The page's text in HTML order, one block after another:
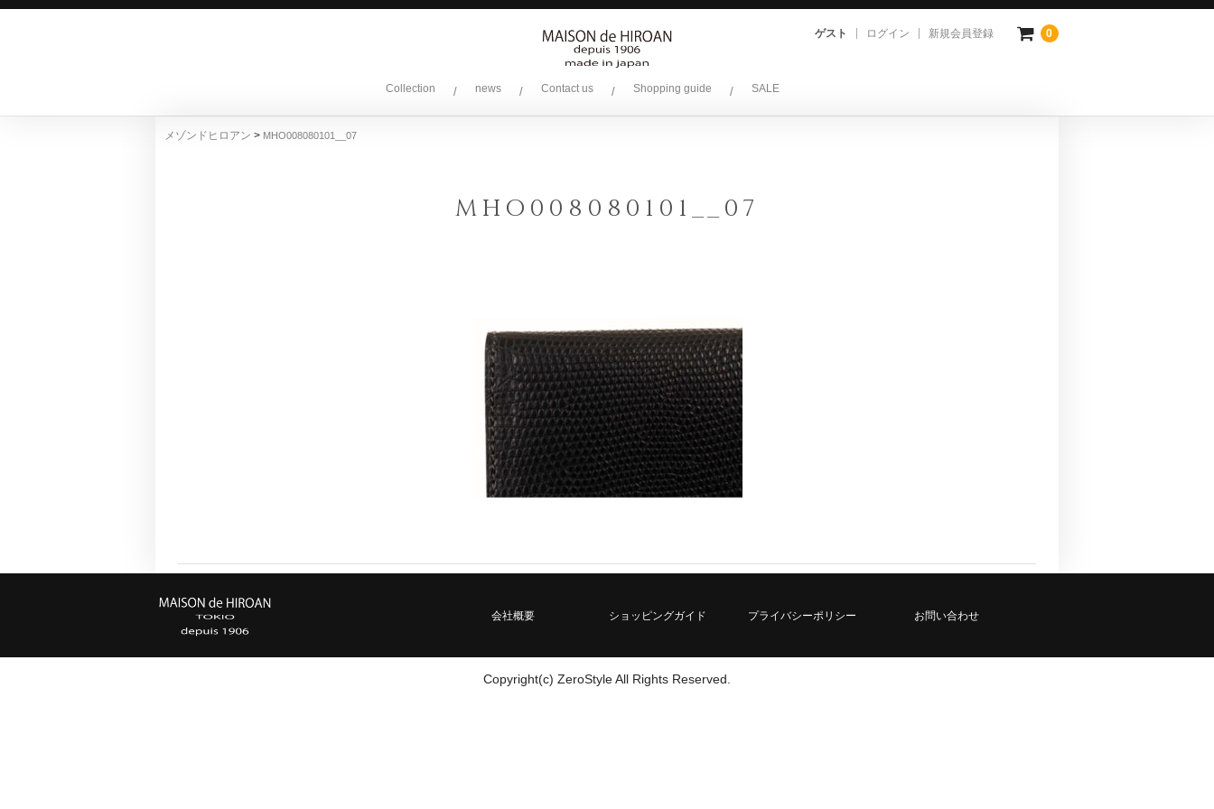
ゲスト ログイン 新規会員登録 0
Collection / news / Contact us / Shopping guide / SALE
メゾンドヒロアン > MHO008080101__07
MHO008080101__07
会社概要 ショッピングガイド プライバシーポリシー お問い合わせ
Copyright(c) ZeroStyle All Rights Reserved.